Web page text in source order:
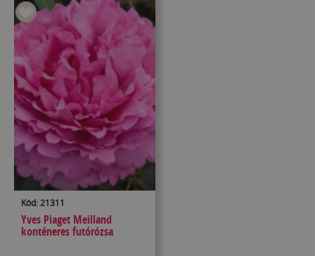
Kód: 21311
Yves Piaget Meilland
konténeres futórózsa